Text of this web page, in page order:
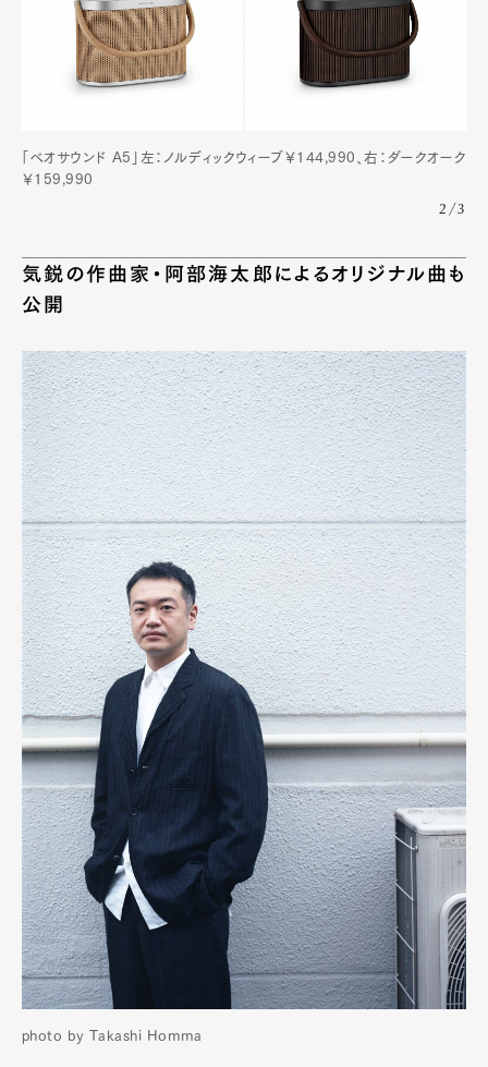
「ベオサウンド A5」左：ノルディックウィーブ￥144,990、右：ダークオーク
￥159,990
2/3
気鋭の作曲家・阿部海太郎によるオリジナル曲も
公開
photo by Takashi Homma